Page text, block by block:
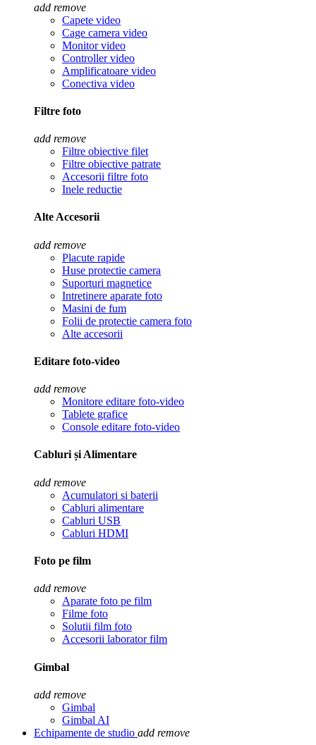
add remove
Capete video
Cage camera video
Monitor video
Controller video
Amplificatoare video
Conectiva video
Filtre foto
add remove
Filtre obiective filet
Filtre obiective patrate
Accesorii filtre foto
Inele reductie
Alte Accesorii
add remove
Placute rapide
Huse protectie camera
Suporturi magnetice
Intretinere aparate foto
Masini de fum
Folii de protectie camera foto
Alte accesorii
Editare foto-video
add remove
Monitore editare foto-video
Tablete grafice
Console editare foto-video
Cabluri și Alimentare
add remove
Acumulatori si baterii
Cabluri alimentare
Cabluri USB
Cabluri HDMI
Foto pe film
add remove
Aparate foto pe film
Filme foto
Solutii film foto
Accesorii laborator film
Gimbal
add remove
Gimbal
Gimbal AI
Echipamente de studio add remove